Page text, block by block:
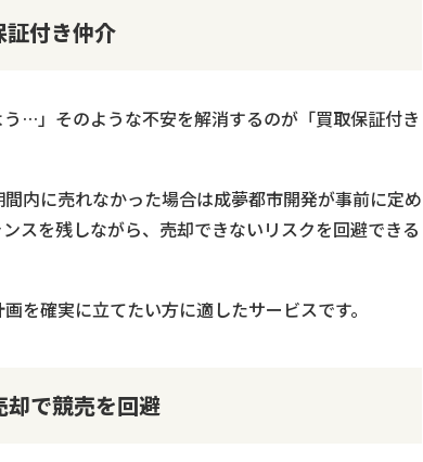
証付き仲介
…」そのような不安を解消するのが「買取保証付き
内に売れなかった場合は成夢都市開発が事前に定め
スを残しながら、売却できないリスクを回避できる
を確実に立てたい方に適したサービスです。
却で競売を回避